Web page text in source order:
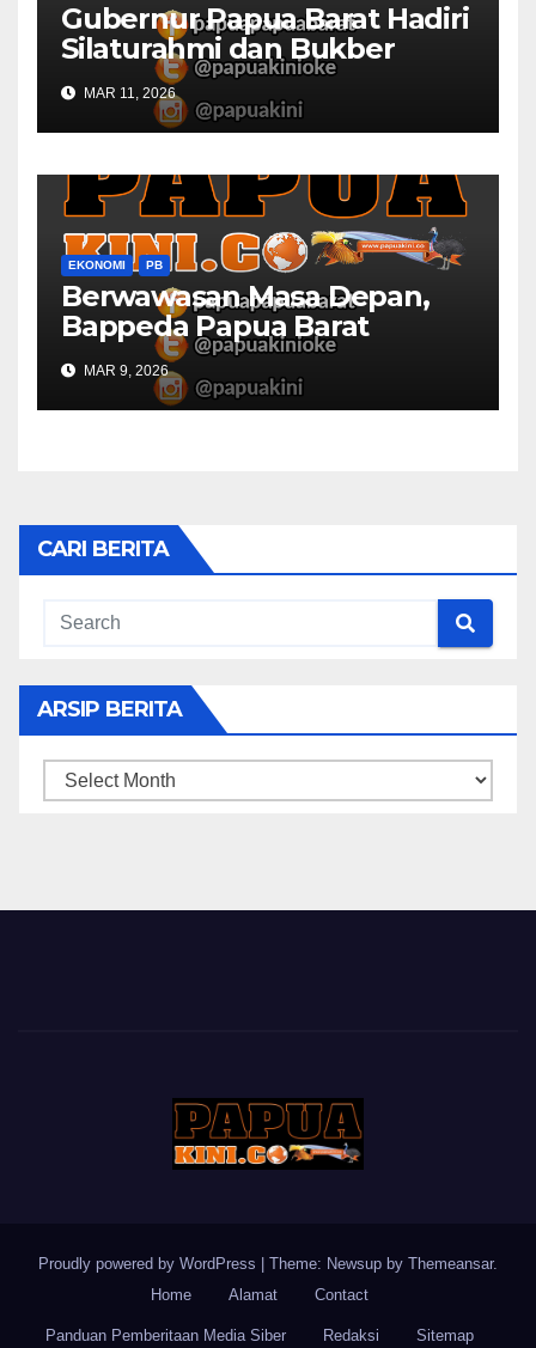
Gubernur Papua Barat Hadiri
Silaturahmi dan Bukber
Bersama DPR RI dan
Mendagri di IPDN
MAR 11, 2026
EKONOMI PB
Berwawasan Masa Depan,
Bappeda Papua Barat
Konsultasi Publik RKPD 2027
MAR 9, 2026
CARI BERITA
ARSIP BERITA
ARSIP
Proudly powered by WordPress Theme: Newsup by Themeansar.
Home
Alamat Contact
Panduan Pemberitaan Media Siber Redaksi Sitemap